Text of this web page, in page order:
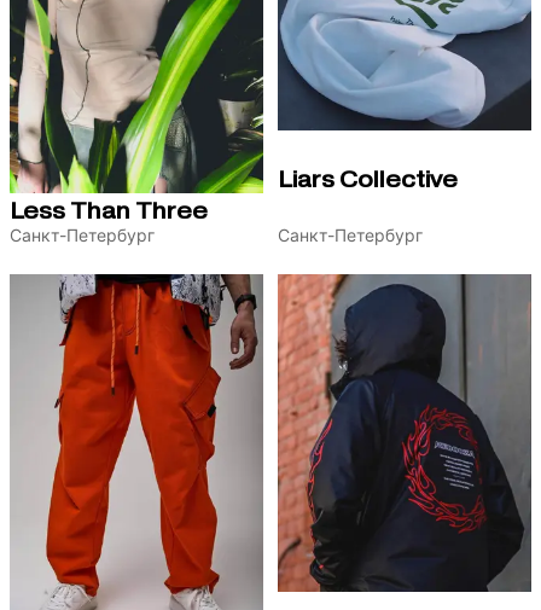
Less Than Three
Санкт-Петербург
Liars Collective
Санкт-Петербург